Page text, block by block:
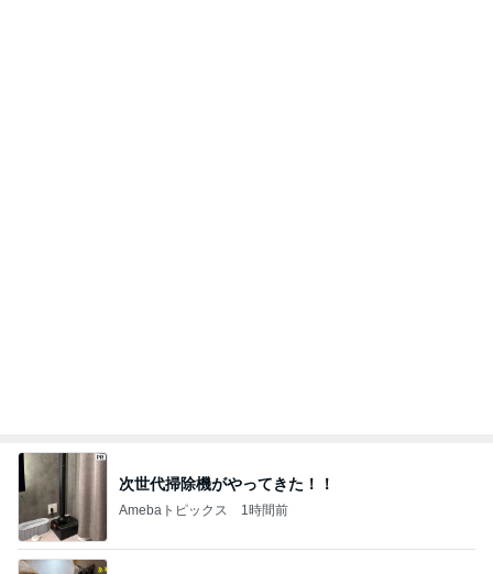
100元払って入るべき鉄道博物館
Amebaトピックス 2日前